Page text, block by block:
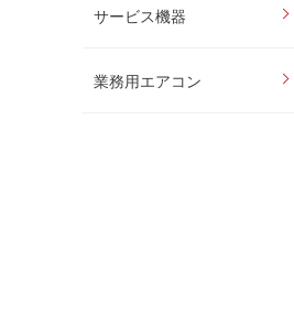
サービス機器
業務用エアコン